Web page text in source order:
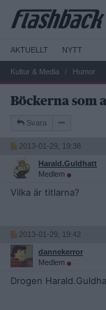
AKTUELLT NYTT
Kultur & Media Humor
Böckerna som
Svara
2013-01-29, 19:38
Harald.Guldhatt
Medlem
Vilka är titlarna?
2013-01-29, 19:42
dannekerror
Medlem
Drogen